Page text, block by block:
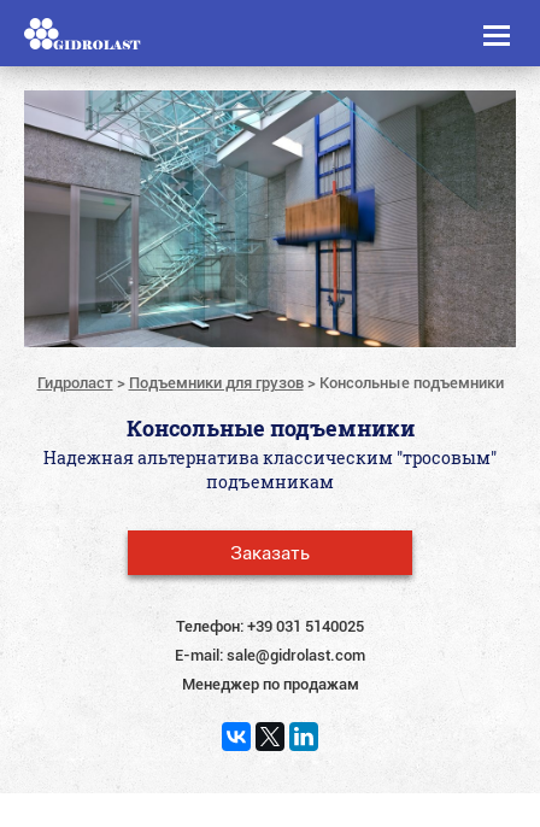
Toggle
Гидроласт> Подъемники для грузов> Консольные подъемники
Консольные подъемники
Надежная альтернатива классическим "тросовым"
подъемникам
Заказать
Телефон:+39 031 5140025
E-mail:sale@gidrolast.com
Менеджер по продажам